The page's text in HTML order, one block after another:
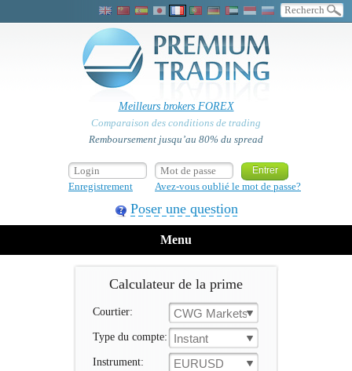
Meilleurs brokers FOREX
Comparaison des conditions de trading
Remboursement jusqu’au 80% du spread
Enregistrement Avez-vous oublié le mot de passe?
Poser une question
Menu
Calculateur de la prime
Courtier: CWG Markets
Type du compte: Instant
Instrument: EURUSD